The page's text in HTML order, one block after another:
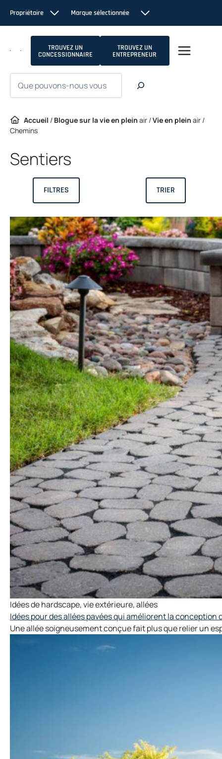
contenu
Propriétaire Marque sélectionnée
TROUVEZ UN
CONCESSIONNAIRE
TROUVEZ UN
ENTREPRENEUR
Accueil / Blogue sur la vie en plein air /Vie en plein air /
Chemins
Sentiers
FILTRES TRIER
Idées de hardscape,vie extérieure,allées
Idées pour des allées pavées qui améliorent la conception
Une allée soigneusement conçue fait plus que relier un